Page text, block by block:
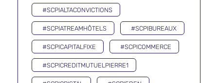
#SCPIALTACONVICTIONS
#SCPIATREAMHÔTELS #SCPIBUREAUX
#SCPICAPITALFIXE #SCPICOMMERCE
#SCPICREDITMUTUELPIERRE1